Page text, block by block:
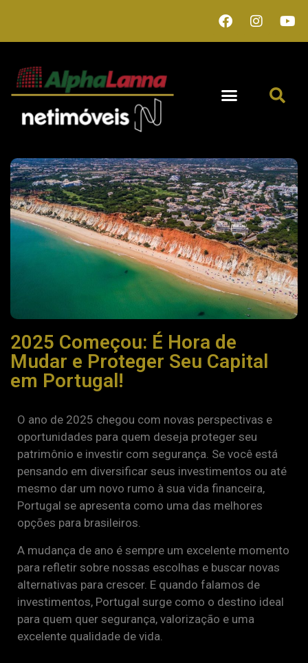
2025 Começou: É Hora de
Mudar e Proteger Seu Capital
em Portugal!
O ano de 2025 chegou com novas perspectivas e
oportunidades para quem deseja proteger seu
patrimônio e investir com segurança. Se você está
pensando em diversificar seus investimentos ou até
mesmo dar um novo rumo à sua vida financeira,
Portugal se apresenta como uma das melhores
opções para brasileiros.
A mudança de ano é sempre um excelente momento
para refletir sobre nossas escolhas e buscar novas
alternativas para crescer. E quando falamos de
investimentos, Portugal surge como o destino ideal
para quem quer segurança, valorização e uma
excelente qualidade de vida.